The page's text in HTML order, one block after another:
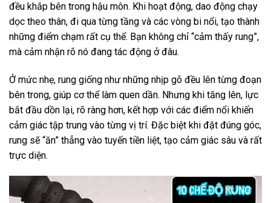
đều khắp bên trong hậu môn. Khi hoạt động, dao động chạy
dọc theo thân, đi qua từng tầng và các vòng bi nổi, tạo thành
những điểm chạm rất cụ thể. Bạn không chỉ “cảm thấy rung”,
mà cảm nhận rõ nó đang tác động ở đâu.
Ở mức nhẹ, rung giống như những nhịp gõ đều lên từng đoạn
bên trong, giúp cơ thể làm quen dần. Nhưng khi tăng lên, lực
bắt đầu dồn lại, rõ ràng hơn, kết hợp với các điểm nổi khiến
cảm giác tập trung vào từng vị trí. Đặc biệt khi đặt đúng góc,
rung sẽ “ăn” thẳng vào tuyến tiền liệt, tạo cảm giác sâu và rất
trực diện.